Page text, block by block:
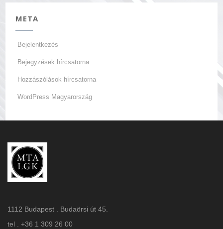
META
Bejelentkezés
Bejegyzések hírcsatorna
Hozzászólások hírcsatorna
WordPress Magyarország
1112 Budapest . Budaörsi út 45.
tel . +36 1 309 26 00